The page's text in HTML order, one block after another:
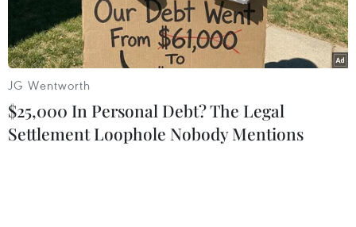
Nhanh chóng hoàn thiện
dự án kết nối vùng, sân bay
Long Thành
06/08/2026 15:07
Nhận định Việt Nam vs
Campuchia: Vì sao thầy trò
HLV Kim Sang-sik cần
giành ngôi đầu bảng?
JG Wentworth
$25,000 In Personal Debt? The Legal
Settlement Loophole Nobody Mentions